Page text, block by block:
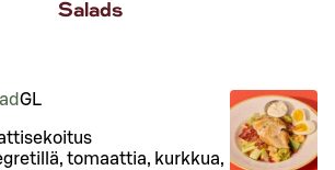
Salads
GL
tomaattia, kurkkua,